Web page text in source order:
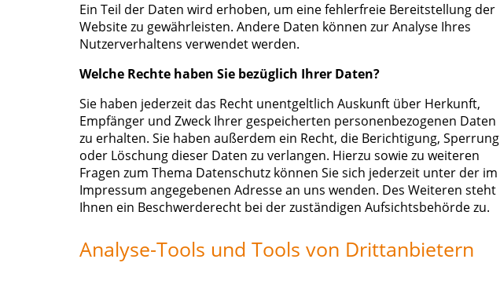
Ein Teil der Daten wird erhoben, um eine fehlerfreie Bereitstellung der
Website zu gewährleisten. Andere Daten können zur Analyse Ihres
Nutzerverhaltens verwendet werden.
Welche Rechte haben Sie bezüglich Ihrer Daten?
Sie haben jederzeit das Recht unentgeltlich Auskunft über Herkunft,
Empfänger und Zweck Ihrer gespeicherten personenbezogenen Daten
zu erhalten. Sie haben außerdem ein Recht, die Berichtigung, Sperrung
oder Löschung dieser Daten zu verlangen. Hierzu sowie zu weiteren
Fragen zum Thema Datenschutz können Sie sich jederzeit unter der im
Impressum angegebenen Adresse an uns wenden. Des Weiteren steht
Ihnen ein Beschwerderecht bei der zuständigen Aufsichtsbehörde zu.
Analyse-Tools und Tools von Drittanbietern